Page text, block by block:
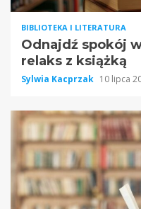
BIBLIOTEKA I LITERATURA
Odnajdź spokój
relaks z książką
Sylwia Kacprzak 10 lipca